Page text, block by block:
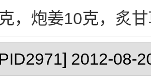
，炮姜10克，炙
2012-08-